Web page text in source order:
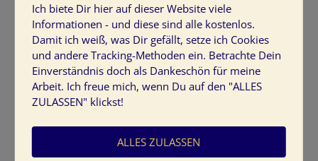
Farbpsychologie: 5 Wohnfarben für Körper und Seele
Farbpsychologie-5-Wohnfarben-Koerper-Seele
Ich biete Dir hier auf dieser Website viele
Informationen - und diese sind alle kostenlos.
Damit ich weiß, was Dir gefällt, setze ich Cookies
und andere Tracking-Methoden ein. Betrachte Dein
Einverständnis doch als Dankeschön für meine
Arbeit. Ich freue mich, wenn Du auf den "ALLES
ZULASSEN" klickst!
ALLES ZULASSEN